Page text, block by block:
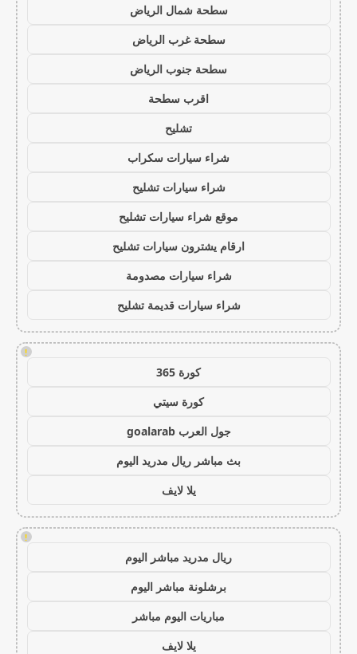
سطحة شمال الرياض
سطحة غرب الرياض
سطحة جنوب الرياض
اقرب سطحة
تشليح
شراء سيارات سكراب
شراء سيارات تشليح
موقع شراء سيارات تشليح
ارقام يشترون سيارات تشليح
شراء سيارات مصدومة
شراء سيارات قديمة تشليح
!
كورة 365
كورة سيتي
جول العرب goalarab
بث مباشر ريال مدريد اليوم
يلا لايف
!
ريال مدريد مباشر اليوم
برشلونة مباشر اليوم
مباريات اليوم مباشر
يلا لايف